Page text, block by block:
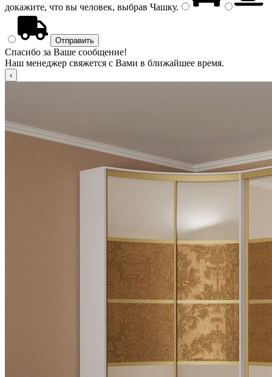
докажите, что вы человек, выбрав Чашку.
Спасибо за Ваше сообщение!
Наш менеджер свяжется с Вами в ближайшее время.